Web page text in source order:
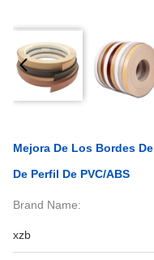
Mejora De Los Bordes
De Perfil De PVC/ABS
Brand Name:
xzb